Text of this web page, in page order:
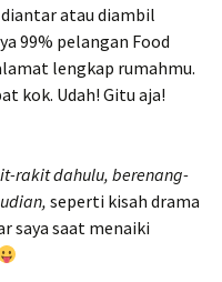
atau diambil
99% pelangan Food
lengkap rumahmu.
kok. Udah! Gitu aja!
rakit dahulu, berenang-
seperti kisah drama
saya saat menaiki